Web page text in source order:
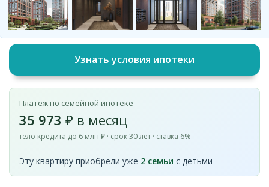
Узнать условия ипотеки
Платеж по семейной ипотеке
35 973 ₽ в месяц
тело кредита до 6 млн ₽ · срок 30 лет · ставка 6%
Эту квартиру приобрели уже 2 семьи с детьми